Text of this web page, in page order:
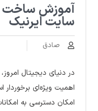
آموزش ساخت
سایت ایرنیک
صادق
در دنیای دیجیتال
اهمیت ویژه‌ای
امکان دسترسی به